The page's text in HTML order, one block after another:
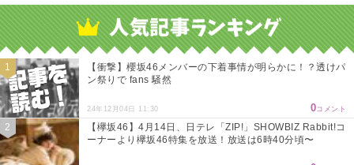
【衝撃】櫻坂46メンバーの下着事情が明らかに！？透けパ
ン祭りで fans 騒然
24年12月04日 11:30 0コメント
【欅坂46】4月14日、日テレ「ZIP!」SHOWBIZ Rabbit!コ
ーナーより欅坂46特集を放送！放送は6時40分頃〜